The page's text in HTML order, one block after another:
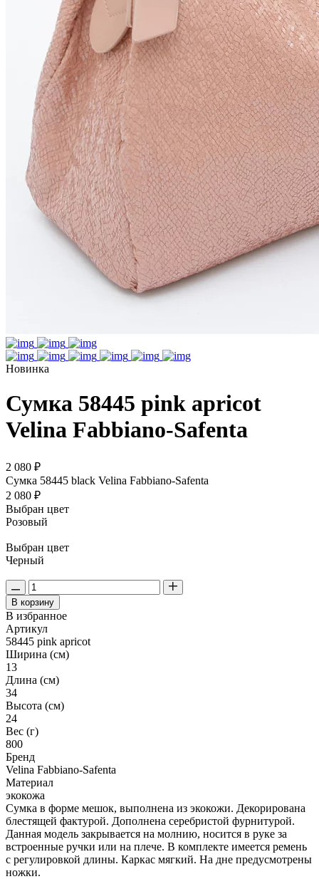
Новинка
Сумка 58445 pink apricot
Velina Fabbiano-Safenta
2 080 ₽
Сумка 58445 black Velina Fabbiano-Safenta
2 080 ₽
Выбран цвет
Розовый
Выбран цвет
Черный
В корзину
В избранное
Артикул
58445 pink apricot
Ширина (см)
13
Длина (см)
34
Высота (см)
24
Вес (г)
800
Бренд
Velina Fabbiano-Safenta
Материал
экокожа
Сумка в форме мешок, выполнена из экокожи. Декорирована
блестящей фактурой. Дополнена серебристой фурнитурой.
Данная модель закрывается на молнию, носится в руке за
встроенные ручки или на плече. В комплекте имеется ремень
с регулировкой длины. Каркас мягкий. На дне предусмотрены
ножки.